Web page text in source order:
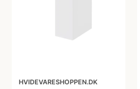
HVIDEVARESHOPPEN.DK